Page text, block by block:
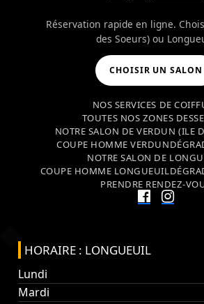
Réservation rapide en ligne.
des Soeurs) ou
CHOISIR UN SALON
NOS SERVICES DE
TOUTES NOS ZONES
NOTRE SALON DE VERDUN (ILE
COUPE HOMME VERDUN
NOTRE SALON DE
COUPE HOMME LONGUEUIL
PRENDRE RENDEZ-
HORAIRE : LONGUEUIL
Lundi
Mardi